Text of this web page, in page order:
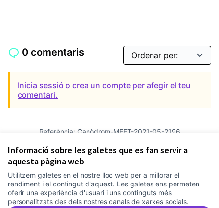
Informació sobre les galetes que es fan servir a
aquesta pàgina web
Utilitzem galetes en el nostre lloc web per a millorar el
rendiment i el contingut d'aquest. Les galetes ens permeten
oferir una experiència d'usuari i uns continguts més
personalitzats des dels nostres canals de xarxes socials.
0 comentaris
Inicia sessió o crea un compte per afegir el teu
comentari.
Referència: Canòdrom-MEET-2021-05-2196
Afegir al calendari
Termes i condicions d'ús
Configuració de les galetes
Comunitat Canòdrom a Facebook
(Link externo)
Comunitat Canòdrom a Instagram
(Link externo)
Comunitat Canòdrom a YouTube
(Link externo)
Català
Triar la llengua Elegir el idiomaChoose language